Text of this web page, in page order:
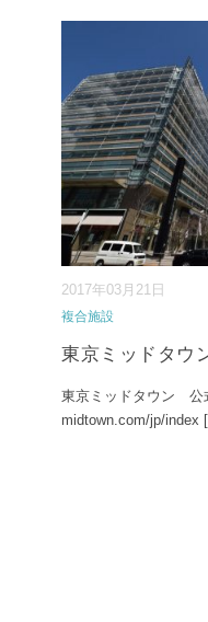
2017年03月21日
複合施設
東京ミッドタウ
東京ミッドタウン 公
midtown.com/jp/index